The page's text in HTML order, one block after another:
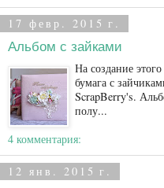
17 февр. 2015 г.
Альбом с зайками
На создание
бумага с
ScrapBerry's.
полу...
4 комментария:
12 янв. 2015 г.